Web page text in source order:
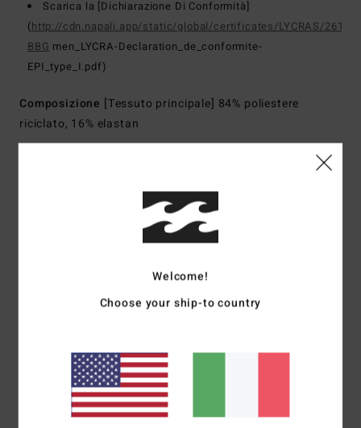
Scarica la [Dichiarazione Di Conformità]
(http://cdn.napali.app/static/global/certificates/LYCRAS/261-
BBG men_LYCRA-Declaration_de_conformite-
EPI_type_I.pdf)
Composizione [Tessuto principale] 84% poliestere
riciclato, 16% elastan
Punteggio medio
5.0/5
basato su1 recensioni verificate
Il 0% dei nostri clienti consiglia questo prodotto
Welcome!
Choose your ship-to country